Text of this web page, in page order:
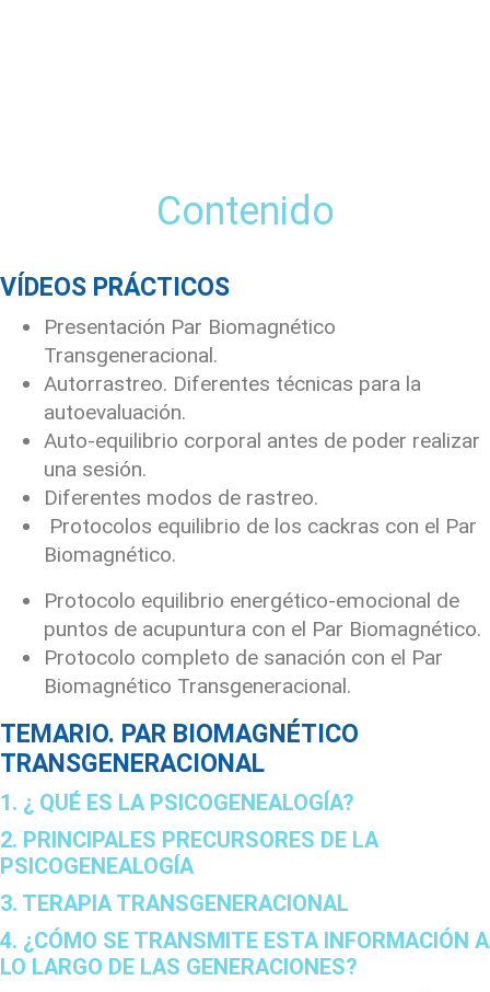
Contenido
VÍDEOS PRÁCTICOS
Presentación Par Biomagnético
Transgeneracional.
Autorrastreo. Diferentes técnicas para la
autoevaluación.
Auto-equilibrio corporal antes de poder realizar
una sesión.
Diferentes modos de rastreo.
Protocolos equilibrio de los cackras con el Par
Biomagnético.
Protocolo equilibrio energético-emocional de
puntos de acupuntura con el Par Biomagnético.
Protocolo completo de sanación con el Par
Biomagnético Transgeneracional.
TEMARIO. PAR BIOMAGNÉTICO
TRANSGENERACIONAL
1. ¿ QUÉ ES LA PSICOGENEALOGÍA?
2. PRINCIPALES PRECURSORES DE LA
PSICOGENEALOGÍA
3. TERAPIA TRANSGENERACIONAL
4. ¿CÓMO SE TRANSMITE ESTA INFORMACIÓN A
LO LARGO DE LAS GENERACIONES?